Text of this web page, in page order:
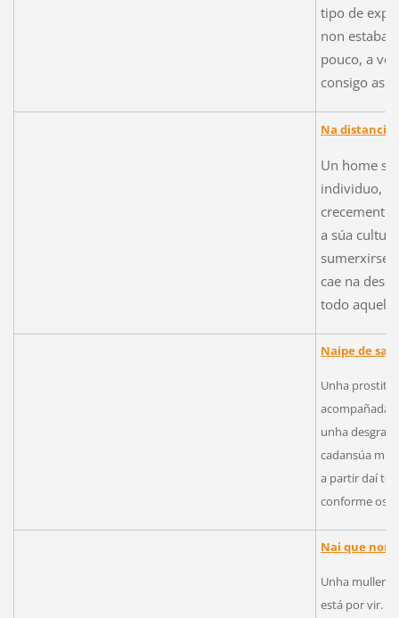
tipo de
non estaba
pouco, a
consigo as
Na distancia
Un home
individuo,
crecemento
a súa
sumerxirse
cae na
todo aquelo
Naipe de
Unha
acompañada
unha
cadansúa
a partir daí
conforme os
Nai que non
Unha muller
está por vir.